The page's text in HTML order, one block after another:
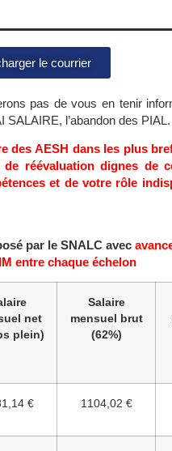
le courrier
pas de vous en tenir
l’abandon des PIAL.
des AESH dans les plus
réévaluation dignes de
et de votre rôle
par le SNALC avec
entre chaque échelon
net
plein)
Salaire
mensuel brut
(62%)
€ 1104,02 €